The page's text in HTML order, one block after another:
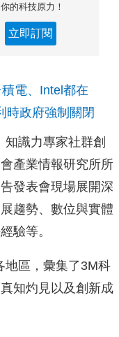
的科技原力！
立即訂閱
電、Intel都在
時政府強制關閉
識力專家社群創
產業情報研究所所
發表會現場展開深
趨勢、數位與實體
驗等。
地區，彙集了3M科
知灼見以及創新成